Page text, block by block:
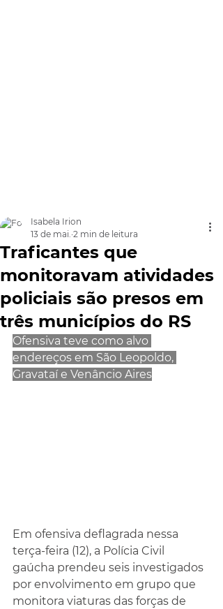
Traficantes que
monitoravam atividades
policiais são presos em
três municípios do RS
Isabela Irion
13 de mai. 2 min de leitura
Ofensiva teve como alvo
endereços em São Leopoldo,
Gravataí e Venâncio Aires
Em ofensiva deflagrada nessa
terça-feira (12), a Polícia Civil
gaúcha prendeu seis investigados
por envolvimento em grupo que
monitora viaturas das forças de